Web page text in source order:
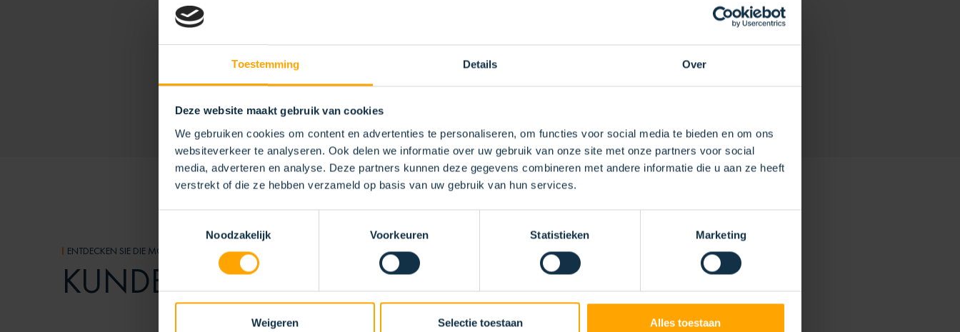
Toestemming Details Over
Deze website maakt gebruik van cookies
We gebruiken cookies om content en advertenties te personaliseren, om functies voor social media te bieden en om ons
websiteverkeer te analyseren. Ook delen we informatie over uw gebruik van onze site met onze partners voor social
media, adverteren en analyse. Deze partners kunnen deze gegevens combineren met andere informatie die u aan ze heeft
verstrekt of die ze hebben verzameld op basis van uw gebruik van hun services.
Noodzakelijk
Voorkeuren Statistieken Marketing
Weigeren Selectie toestaan Alles toestaan
BORSTELRING STALEN PROFIEL
ENTDECKEN SIE DIE MÖGLICHKEITEN
KUNDENSPEZIFISCHEBÜRSTENLÖSUNGEN